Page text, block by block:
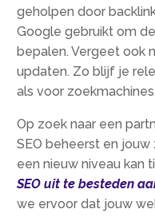
geholpen door
Google gebruikt om
bepalen.​ Vergeet ook
updaten.​ Zo blijf je
als voor zoekmachines.​
Op zoek naar een
SEO beheerst en
een nieuw niveau kan
SEO uit te besteden
we ervoor dat jouw